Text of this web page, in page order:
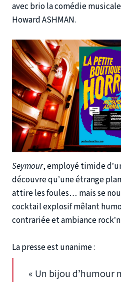
avec brio la comédie
Howard ASHMAN.
Seymour, employé timide
découvre qu’une étrange
attire les foules… mais se
cocktail explosif mêlant
contrariée et ambiance
La presse est unanime :
« Un bijou d’humour